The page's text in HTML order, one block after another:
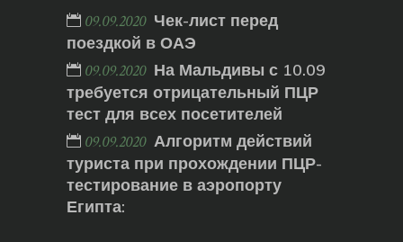
09.09.2020 Чек-лист перед
поездкой в ОАЭ
09.09.2020 На Мальдивы с 10.09
требуется отрицательный ПЦР
тест для всех посетителей
09.09.2020 Алгоритм действий
туриста при прохождении ПЦР-
тестирование в аэропорту
Египта: